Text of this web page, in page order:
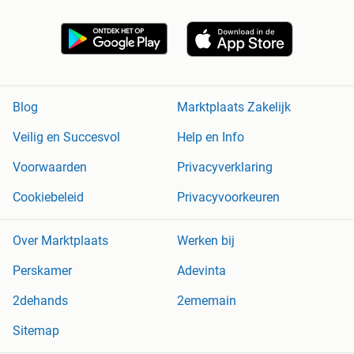
Blog
Marktplaats Zakelijk
Veilig en Succesvol
Help en Info
Voorwaarden
Privacyverklaring
Cookiebeleid
Privacyvoorkeuren
Over Marktplaats
Werken bij
Perskamer
Adevinta
2dehands
2ememain
Sitemap